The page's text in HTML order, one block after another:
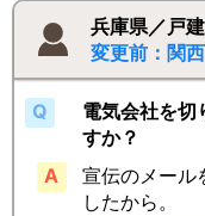
兵庫県／戸
変更前：関
電気会社を切
すか？
宣伝のメール
したから。